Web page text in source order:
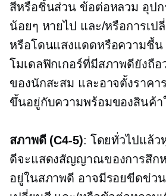
สีหรือชิ้นส่วน ข้อต่อหลวม อุปก
น้อยๆ หายไป และ/หรือการเป
หรือโดนแสงแดดหรือความชื้น
โมเดลฟิกเกอร์ที่มีสภาพดียังถือ
ของนักสะสม และอาจตั้งราคา
ขึ้นอยู่กับความพร้อมของสินค้า
สภาพดี (C4-5): โดยทั่วไปแล้ว
ดีจะแสดงสัญญาณของการสึก
อยู่ในสภาพดี อาจมีรอยขีดข่ว